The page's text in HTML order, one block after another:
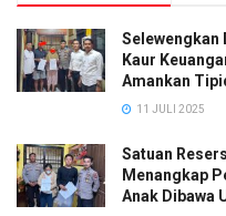
Selewengkan
Kaur
Amankan
11 JULI 2025
Satuan
Menangkap
Anak Dibawa